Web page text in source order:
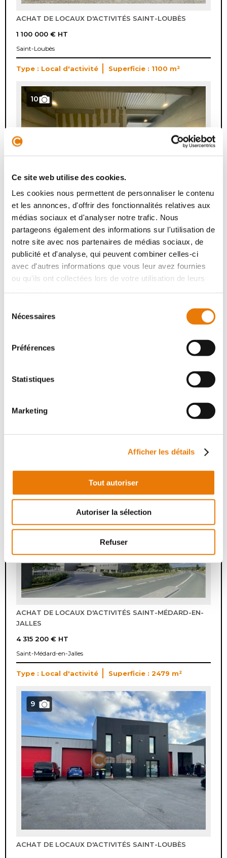
Ce site web utilise des cookies.
Les cookies nous permettent de personnaliser le contenu
et les annonces, d'offrir des fonctionnalités relatives aux
médias sociaux et d'analyser notre trafic. Nous
partageons également des informations sur l'utilisation de
notre site avec nos partenaires de médias sociaux, de
publicité et d'analyse, qui peuvent combiner celles-ci
avec d'autres informations que vous leur avez fournies
ou qu'ils ont collectées lors de votre utilisation de leurs
Nécessaires
Préférences
Statistiques
Marketing
Afficher les détails
Tout autoriser
Autoriser la sélection
Refuser
ACHAT DE LOCAUX D'ACTIVITÉS SAINT-LOUBÈS
1 100 000 € HT
Saint-Loubès
Type : Local d'activité Superficie : 1100 m²
10
ACHAT DE LOCAUX D'ACTIVITÉS MIOS
310 000 €HT
Mios
7
Type : Local d'activité Superficie : 300 m²
ACHAT DE LOCAUX D'ACTIVITÉS SAINT-MÉDARD-EN-
JALLES
4 315 200 € HT
Saint-Médard-en-Jalles
Type : Local d'activité Superficie : 2479 m²
9
ACHAT DE LOCAUX D'ACTIVITÉS SAINT-LOUBÈS